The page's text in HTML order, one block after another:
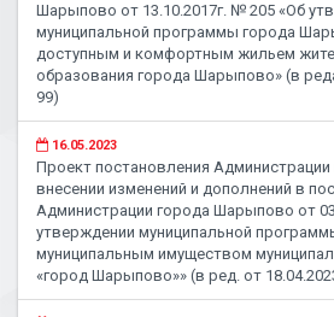
Шарыпово от 13.10.2017г. № 205 «Об
муниципальной программы города
доступным и комфортным жильем
образования города Шарыпово» (в
99)
16.05.2023
Проект постановления
внесении изменений и дополнений в
Администрации города Шарыпово от
утверждении муниципальной
муниципальным имуществом
«город Шарыпово»» (в ред. от